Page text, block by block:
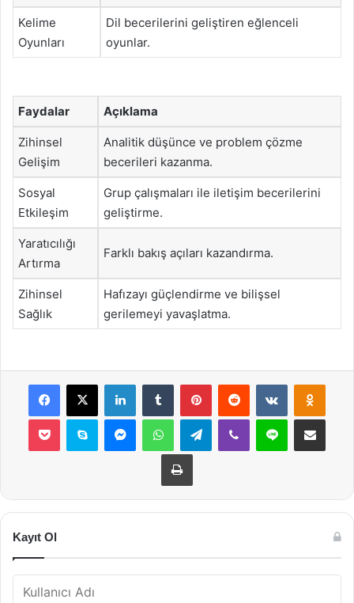
Kelime
Oyunları
Dil becerilerini geliştiren eğlenceli
oyunlar.
Faydalar Açıklama
Zihinsel
Gelişim
Analitik düşünce ve problem çözme
becerileri kazanma.
Sosyal
Etkileşim
Grup çalışmaları ile iletişim becerilerini
geliştirme.
Yaratıcılığı
Artırma
Farklı bakış açıları kazandırma.
Zihinsel
Sağlık
Hafızayı güçlendirme ve bilişsel
gerilemeyi yavaşlatma.
Facebook
X LinkedInTumblr PinterestReddit VKontakte
Pocket Skype MessengerWhatsAppTelegramViber Line E-Posta ile
Yazdır
Kayıt Ol